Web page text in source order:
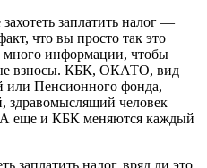
заплатить налог —
что вы просто так это
много информации, чтобы
взносы. КБК, ОКАТО, вид
или Пенсионного фонда,
человек
А еще и КБК меняются каждый
заплатить налог, вряд ли это